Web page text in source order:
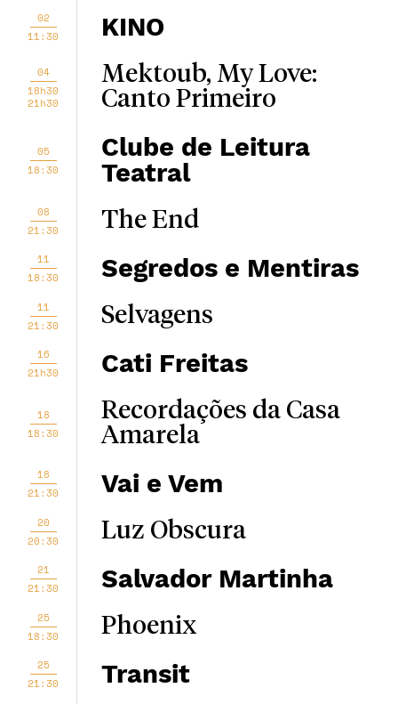
02
11:30
KINO
04
18h30
21h30
Mektoub, My Love:
Canto Primeiro
05
18:30
Clube de Leitura
Teatral
08
21:30
The End
11
18:30
Segredos e Mentiras
11
21:30
Selvagens
16
21h30
Cati Freitas
18
18:30
Recordações da Casa
Amarela
18
21:30
Vai e Vem
20
20:30
Luz Obscura
21
21:30
Salvador Martinha
25
18:30
Phoenix
25
21:30
Transit